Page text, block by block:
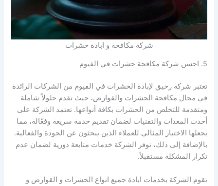
شركة مكافحة و ابادة حشرات
5. احسن شركة مكافحة حشرات في الفيوم
تعتبر شركة رحيق لإبادة الحشرات في الفيوم من الشركات الرائدة
في مجال مكافحة الحشرات والقوارض، حيث تقدم حلولاً شاملة
ومتقدمة للتخلص من الحشرات بكافة أنواعها. تعتمد الشركة على
أحدث المعدات والتقنيات لضمان تقديم خدمة سريعة وفعّالة، مما
يجعلها الاختيار المثالي للعملاء الذين يبحثون عن الجودة والفعالية.
بالإضافة إلى ذلك، توفر الشركة خدمات متابعة دورية لضمان عدم
تكرار المشكلة مستقبلاً.
تقوم الشركة بخدمات ابادة جميع انواع الحشرات و القوارض و